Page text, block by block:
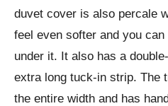
duvet cover is also percale
feel even softer and you
under it. It also has a
extra long tuck-in strip. The
the entire width and has